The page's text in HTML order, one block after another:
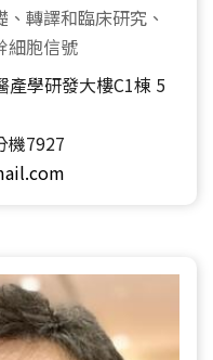
轉譯和臨床研究、
細胞信號
產學研發大樓C1棟 5
機7927